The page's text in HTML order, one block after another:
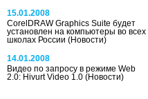
15.01.2008
CorelDRAW Graphics Suite будет
установлен на компьютеры во всех
школах России (Новости)
14.01.2008
Видео по запросу в режиме Web
2.0: Hivurt Video 1.0 (Новости)